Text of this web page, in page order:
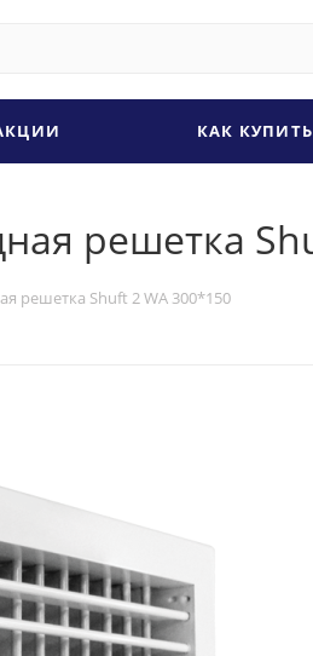
КАК КУПИТЬ
решетка
решетка Shuft 2 WA 300*150